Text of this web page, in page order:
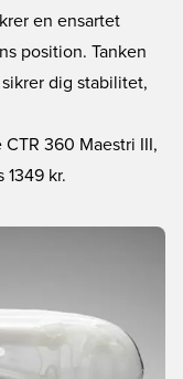
en ensartet
position. Tanken
dig stabilitet,
360 Maestri III,
1349 kr.